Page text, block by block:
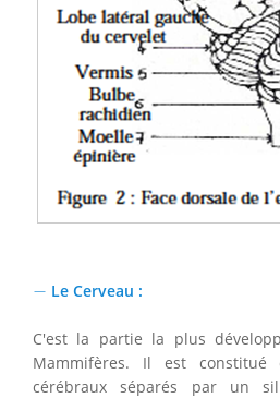
− Le Cerveau :
C'est la partie la plus
Mammifères. Il est constitué
cérébraux séparés par un